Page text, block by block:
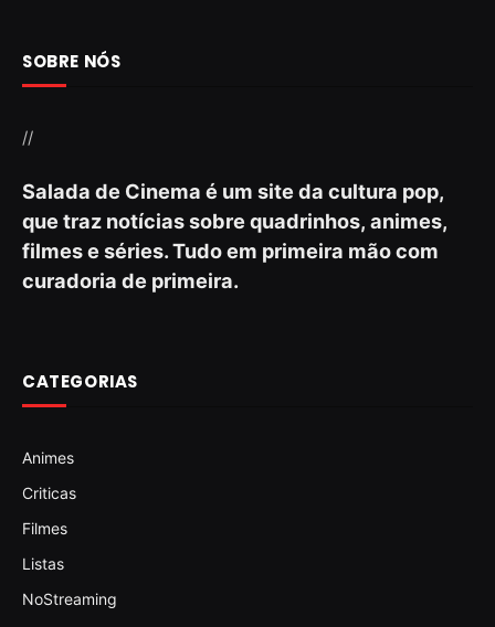
SOBRE NÓS
//
Salada de Cinema é um site da cultura pop,
que traz notícias sobre quadrinhos, animes,
filmes e séries. Tudo em primeira mão com
curadoria de primeira.
CATEGORIAS
Animes
Criticas
Filmes
Listas
NoStreaming